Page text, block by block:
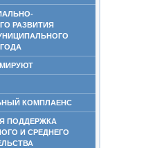
РАЗВИТИЯ
КОМПЛАЕНС
ПОДДЕРЖКА
И СРЕДНЕГО